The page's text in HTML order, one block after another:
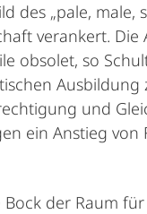
des „pale, male,
verankert. Die
obsolet, so
Ausbildung
und
ein Anstieg von
der Raum